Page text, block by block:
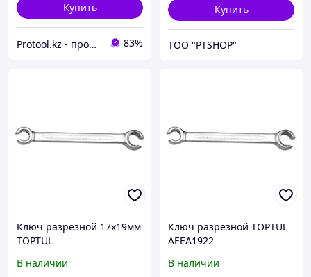
Купить
Protool.kz - продажа электроинструмента, ручные строительные и садовые инструменты 83%
Купить
ТОО "PTSHOP"
Ключ разрезной 17х19мм
TOPTUL
В наличии
Ключ разрезной TOPTUL
AEEA1922
В наличии